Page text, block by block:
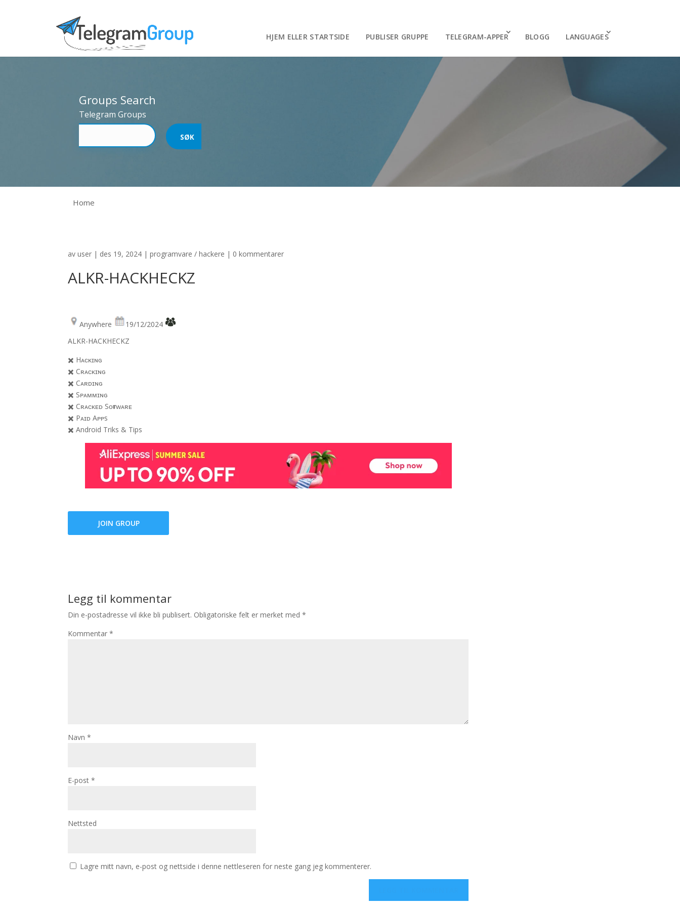
HJEM ELLER STARTSIDE PUBLISER GRUPPE TELEGRAM-APPER BLOGG LANGUAGES
Groups Search
Telegram Groups
Home
avuser | des 19, 2024 |programvare / hackere | 0 kommentarer
ALKR-HACKHECKZ
Anywhere
19/12/2024
ALKR-HACKHECKZ
✖️ Hᴀᴄᴋɪɴɢ
✖️ Cʀᴀᴄᴋɪɴɢ
✖️ Cᴀʀᴅɪɴɢ
✖️ Sᴘᴀᴍᴍɪɴɢ
✖️ Cʀᴀᴄᴋᴇᴅ Sᴏғᴛᴡᴀʀᴇ
✖️ Pᴀɪᴅ Aᴘᴘs
✖️ Android Triks & Tips
JOIN GROUP
Legg til kommentar
Din e-postadresse vil ikke bli publisert. Obligatoriske felt er merket med*
Kommentar*
Navn*
E-post*
Nettsted
Lagre mitt navn, e-post og nettside i denne nettleseren for neste gang jeg kommenterer.